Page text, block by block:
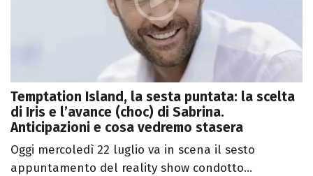
Temptation Island, la sesta puntata: la scelta
di Iris e l’avance (choc) di Sabrina.
Anticipazioni e cosa vedremo stasera
Oggi mercoledì 22 luglio va in scena il sesto
appuntamento del reality show condotto...